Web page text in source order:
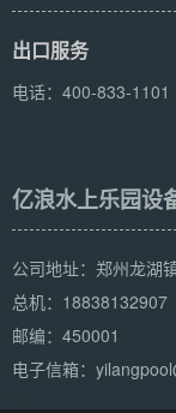
出口服务
电话：400-833-1101
亿浪水上乐园设
公司地址：郑州龙湖
总机：18838132907
邮编：450001
电子信箱：